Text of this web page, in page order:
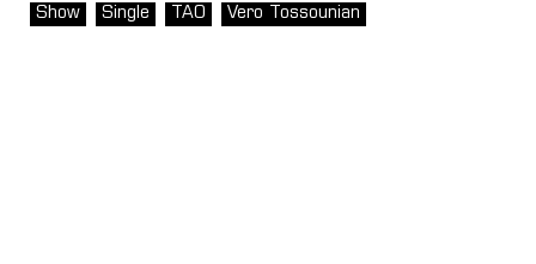
Show Single TAO Vero Tossounian